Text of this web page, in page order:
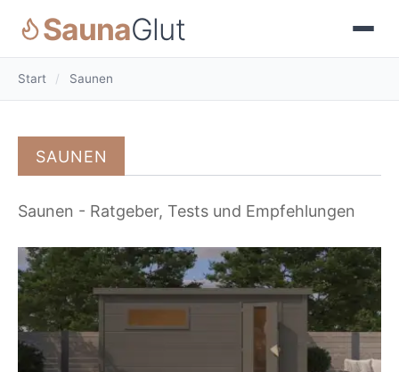
SaunaGlut
Start / Saunen
SAUNEN
Saunen - Ratgeber, Tests und Empfehlungen